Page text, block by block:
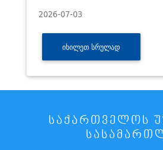
2026-07-03
ᲘᲮᲘᲚᲔᲗ ᲡᲠᲣᲚᲐᲓ
ᲡᲐᲥᲐᲠᲗᲕᲔᲚᲝᲡ